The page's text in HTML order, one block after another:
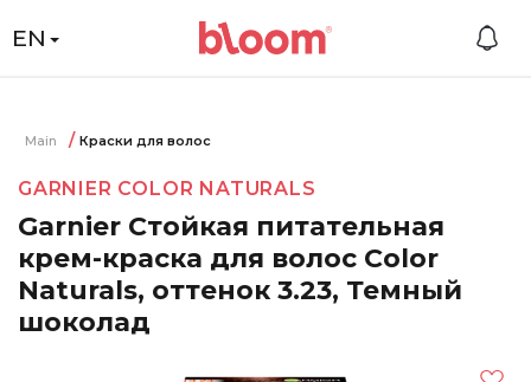
EN
Main Краски для волос
GARNIER COLOR NATURALS
Garnier Стойкая питательная
крем-краска для волос Color
Naturals, оттенок 3.23, Темный
шоколад